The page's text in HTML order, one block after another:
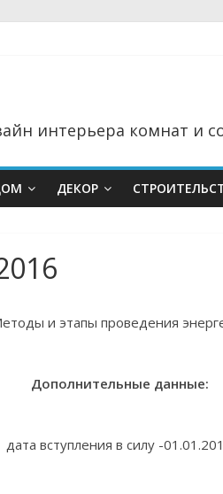
интерьера комнат и
ДЕКОР
и этапы проведения
Дополнительные данные:
дата вступления в силу -